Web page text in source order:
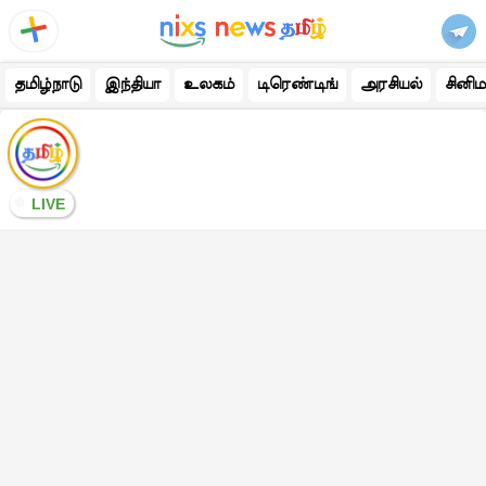
தமிழ்நாடு இந்தியா உலகம் டிரெண்டிங் அரசியல்
LIVE